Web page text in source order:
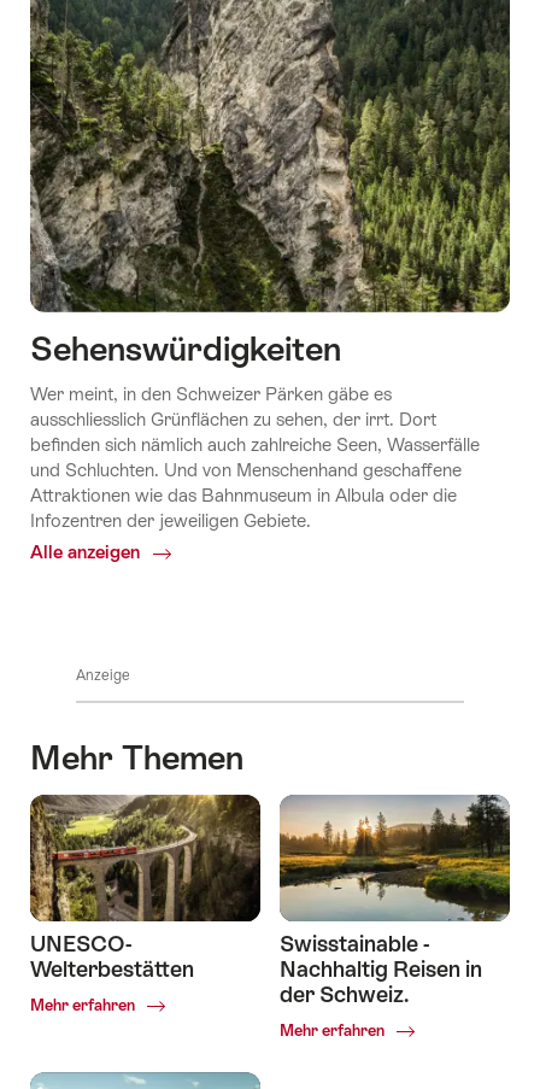
Sehenswürdigkeiten
Wer meint, in den Schweizer Pärken gäbe es
ausschliesslich Grünflächen zu sehen, der irrt. Dort
befinden sich nämlich auch zahlreiche Seen, Wasserfälle
und Schluchten. Und von Menschenhand geschaffene
Attraktionen wie das Bahnmuseum in Albula oder die
Infozentren der jeweiligen Gebiete.
Alle anzeigen
Common.Of
Anzeige
Mehr Themen
UNESCO-
Welterbestätten
Mehr erfahren
Common.Of
Swisstainable -
Nachhaltig Reisen in
der Schweiz.
Mehr erfahren
Common.Of